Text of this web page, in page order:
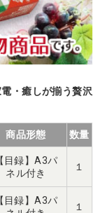
・癒しが揃う贅沢
商品形態 数量
【目録】A3パ
ネル付き
１
【目録】A3パ
１